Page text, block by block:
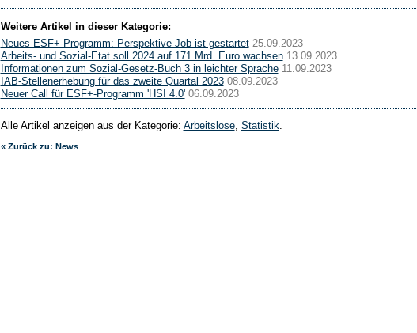
Weitere Artikel in dieser Kategorie:
Neues ESF+-Programm: Perspektive Job ist gestartet 25.09.2023
Arbeits- und Sozial-Etat soll 2024 auf 171 Mrd. Euro wachsen 13.09.2023
Informationen zum Sozial-Gesetz-Buch 3 in leichter Sprache 11.09.2023
IAB-Stellenerhebung für das zweite Quartal 2023 08.09.2023
Neuer Call für ESF+-Programm 'HSI 4.0' 06.09.2023
Alle Artikel anzeigen aus der Kategorie: Arbeitslose, Statistik
« Zurück zu: News